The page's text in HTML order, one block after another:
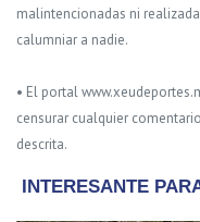
malintencionadas ni
calumniar a nadie.
• El portal
censurar cualquier
descrita.